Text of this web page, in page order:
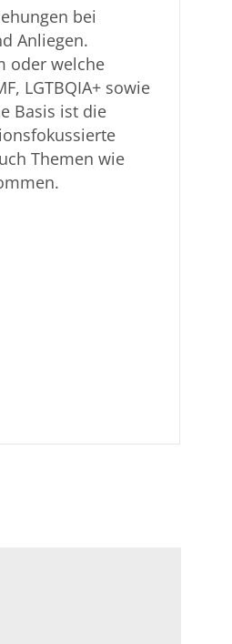
bei
Anliegen.
oder welche
LGTBQIA+ sowie
Basis ist die
Themen wie